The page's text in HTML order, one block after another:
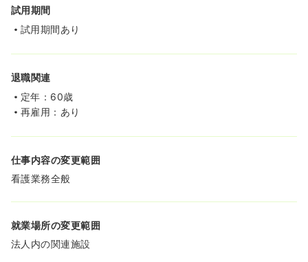
試用期間
試用期間あり
退職関連
定年：60歳
再雇用：あり
仕事内容の変更範囲
看護業務全般
就業場所の変更範囲
法人内の関連施設